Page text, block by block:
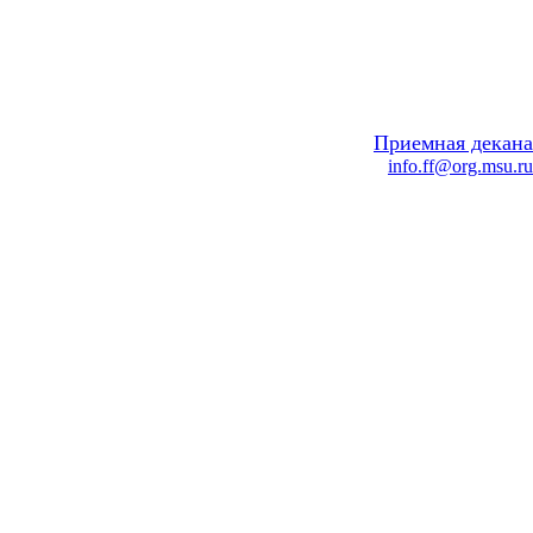
Приемная декана
info.ff@org.msu.ru